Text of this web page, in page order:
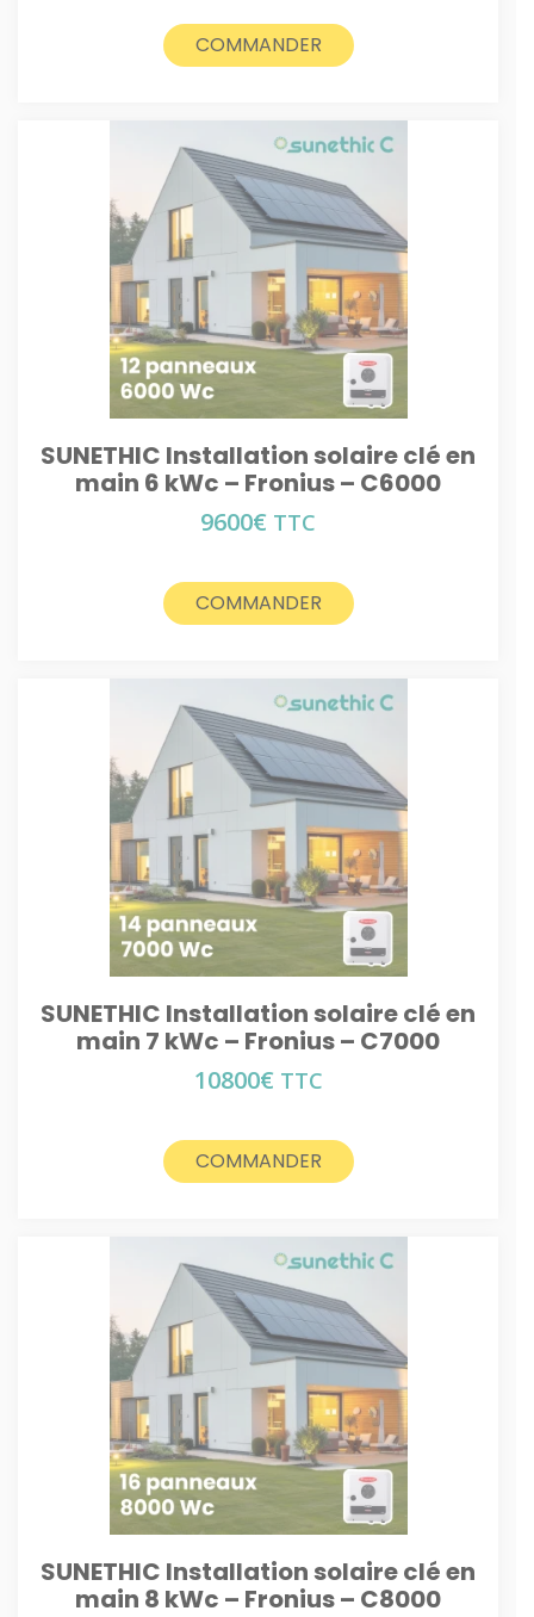
COMMANDER
SUNETHIC Installation solaire clé en
main 6 kWc – Fronius – C6000
9600€ TTC
COMMANDER
SUNETHIC Installation solaire clé en
main 7 kWc – Fronius – C7000
10800€ TTC
COMMANDER
SUNETHIC Installation solaire clé en
main 8 kWc – Fronius – C8000